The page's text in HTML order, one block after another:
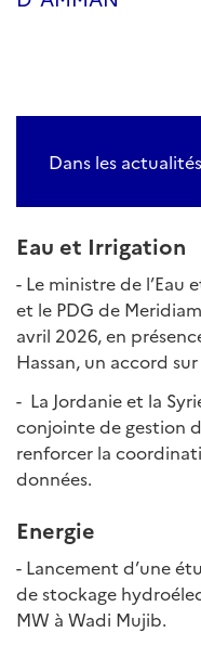
Dans les
Eau et Irrigation
- Le ministre de l’Eau
et le PDG de
avril 2026, en
Hassan, un accord
- La Jordanie et la
conjointe de gestion
renforcer la
données.
Energie
- Lancement d’une
de stockage
MW à Wadi Mujib.